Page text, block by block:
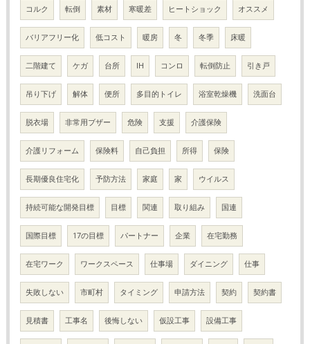
コルク 転倒 素材 寒暖差 ヒートショック オススメ
バリアフリー化 低コスト 暖房 冬 冬季 床暖
二階建て ケガ 台所 IH コンロ 転倒防止 引き戸
吊り下げ 解体 便所 多目的トイレ 浴室乾燥機 洗面台
脱衣場 非常用ブザー 危険 支援 介護保険
介護リフォーム 保険料 自己負担 所得 保険
長期優良住宅化 予防方法 家庭 家 ウイルス
持続可能な開発目標 目標 関連 取り組み 国連
国際目標 17の目標 パートナー 企業 在宅勤務
在宅ワーク ワークスペース 仕事場 ダイニング 仕事
失敗しない 市町村 タイミング 申請方法 契約 契約書
見積書 工事名 後悔しない 仮設工事 設備工事